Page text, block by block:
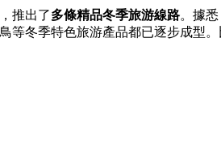
推出了多條精品冬季旅游線路。據
冬季特色旅游產品都已逐步成型